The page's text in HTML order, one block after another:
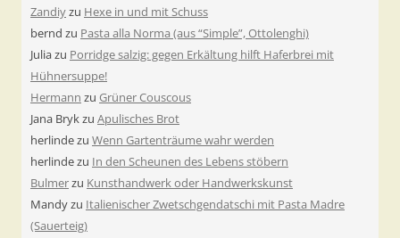
Zandiyzu Hexe in und mit Schuss
bernd zu Pasta alla Norma (aus “Simple”, Ottolenghi)
Juliazu Porridge salzig: gegen Erkältung hilft Haferbrei mit
Hühnersuppe!
Hermann zu Grüner Couscous
Jana Brykzu Apulisches Brot
herlindezu Wenn Gartenträume wahr werden
herlindezu In den Scheunen des Lebens stöbern
Bulmerzu Kunsthandwerk oder Handwerkskunst
Mandyzu Italienischer Zwetschgendatschi mit Pasta Madre
(Sauerteig)